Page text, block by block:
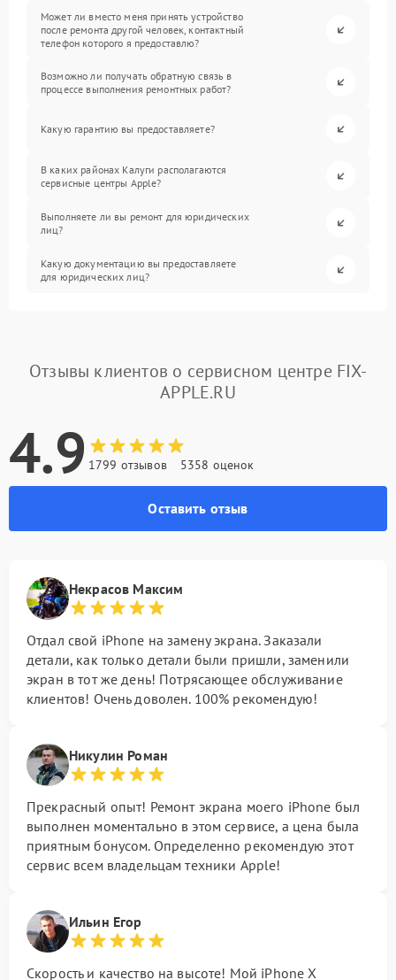
Может ли вместо меня принять устройство
после ремонта другой человек, контактный
телефон которого я предоставлю?
Возможно ли получать обратную связь в
процессе выполнения ремонтных работ?
Какую гарантию вы предоставляете?
В каких районах Калуги располагаются
сервисные центры Apple?
Выполняете ли вы ремонт для юридических
лиц?
Какую документацию вы предоставляете
для юридических лиц?
Отзывы клиентов о сервисном центре FIX-
APPLE.RU
4.9 1799 отзывов 5358 оценок
Оставить отзыв
Некрасов Максим
Отдал свой iPhone на замену экрана. Заказали
детали, как только детали были пришли, заменили
экран в тот же день! Потрясающее обслуживание
клиентов! Очень доволен. 100% рекомендую!
Никулин Роман
Прекрасный опыт! Ремонт экрана моего iPhone был
выполнен моментально в этом сервисе, а цена была
приятным бонусом. Определенно рекомендую этот
сервис всем владельцам техники Apple!
Ильин Егор
Скорость и качество на высоте! Мой iPhone X